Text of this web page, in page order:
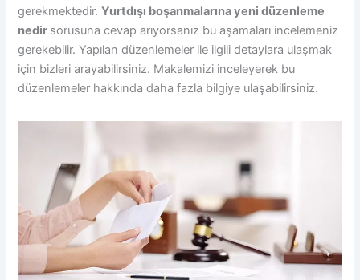
gerekmektedir.Yurtdışı boşanmalarına yeni düzenleme
nedir sorusuna cevap arıyorsanız bu aşamaları incelemeniz
gerekebilir. Yapılan düzenlemeler ile ilgili detaylara ulaşmak
için bizleri arayabilirsiniz. Makalemizi inceleyerek bu
düzenlemeler hakkında daha fazla bilgiye ulaşabilirsiniz.